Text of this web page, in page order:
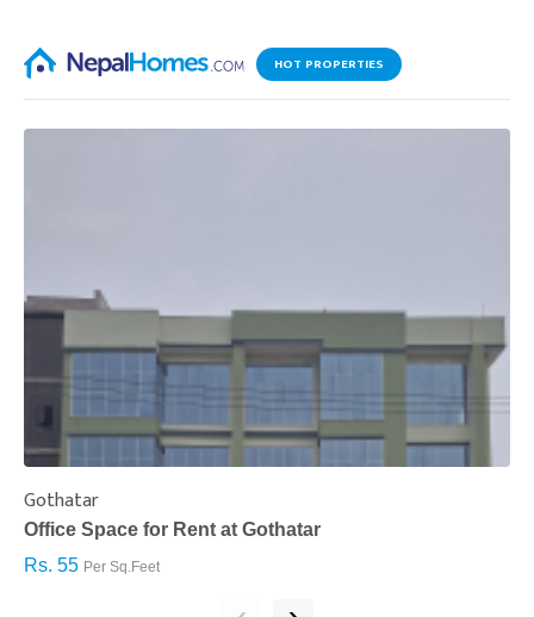
HOT PROPERTIES
Gothatar
Office Space for Rent at Gothatar
Rs. 55 Per Sq.Feet